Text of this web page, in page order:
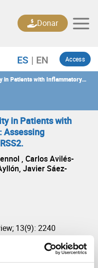
Access
Donar
in Patients with Inflammatory
in Patients with
Assessing
, Carlos Avilés-
Javier Sáez-
13(9): 2240